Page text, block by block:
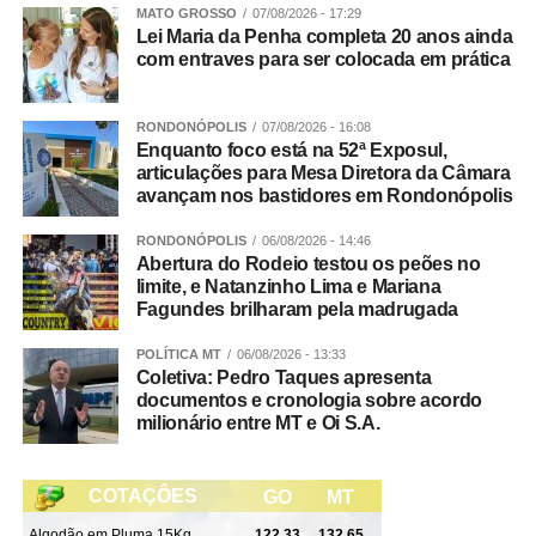
Veja Mais: Prefeito autoriza licitação para obras
de revitalização da Feira da Agricultura Familiar
Fonte:Prefeitura de Sorriso – MT
WhatsApp
Facebook
Twitter
Messenger
LinkedIn
Share
Em Sorriso, o cadastro eleitoral pode ser feito no
Cartório Eleitoral, no Ganha Tempo Central e no
Ganha Tempo Zona Leste.
Central de Atendimento Ganha Tempo Central
Segunda a sexta, das 7h às 17h:
Rua Mato Grosso, 2458 – Ganha Tempo Central
Central de Atendimento Ganha Tempo Zona Leste
Segunda a sexta, das 7h às 17h:
Rua Panambi, 350 | Industrial 1.ª etapa
Cartório da 43ª Zona Eleitoral | Segunda a sexta, das
07h30 às 13h30
MATO GROSSO 07/08/2026 - 17:29
Lei Maria da Penha completa 20 anos ainda
com entraves para ser colocada em prática
RONDONÓPOLIS 07/08/2026 - 16:08
Enquanto foco está na 52ª Exposul,
articulações para Mesa Diretora da Câmara
avançam nos bastidores em Rondonópolis
RONDONÓPOLIS 06/08/2026 - 14:46
Abertura do Rodeio testou os peões no
limite, e Natanzinho Lima e Mariana
Fagundes brilharam pela madrugada
POLÍTICA MT 06/08/2026 - 13:33
Coletiva: Pedro Taques apresenta
documentos e cronologia sobre acordo
milionário entre MT e Oi S.A.